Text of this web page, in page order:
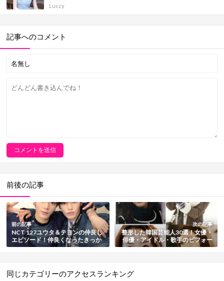
Luccy
記事へのコメント
前後の記事
前の記事
NCT 127ユウタ＆テヨンの仲良し
エピソード！仲良くなったきっか
け～証拠画像多数
次の記事
整形した韓国芸能人30選！女優・
俳優・アイドル・歌手のビフォー
アフターまとめ【画像付き】
同じカテゴリーのアクセスランキング